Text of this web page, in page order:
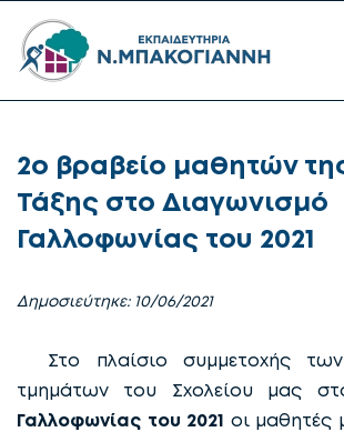
2ο βραβείο μαθητών της
Τάξης στο Διαγωνισμό
Γαλλοφωνίας του 2021
Δημοσιεύτηκε: 10/06/2021
Στο πλαίσιο συμμετοχής
τμημάτων του Σχολείου μας
Γαλλοφωνίας του 2021 οι μαθητές